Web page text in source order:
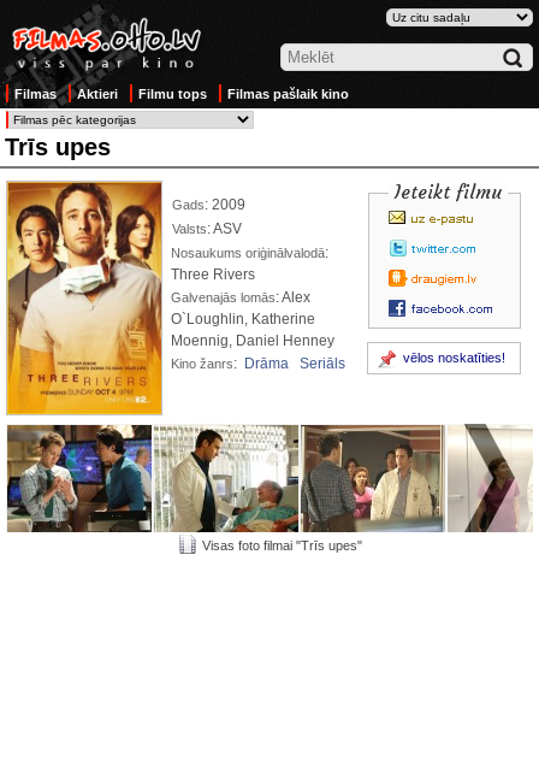
Filmas Aktieri Filmu tops Filmas pašlaik kino
Trīs upes
Ieteikt filmu
vēlos noskatīties!
Gads: 2009
Valsts: ASV
Nosaukums oriģinālvalodā:
Three Rivers
Galvenajās lomās: Alex
O`Loughlin, Katherine
Moennig, Daniel Henney
Kino žanrs: Drāma Seriāls
Visas foto filmai "Trīs upes"